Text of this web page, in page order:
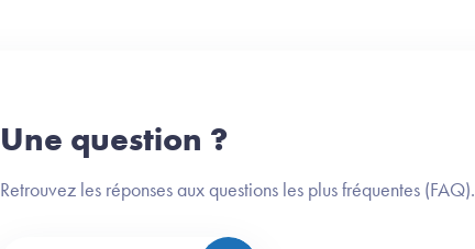
Une question ?
Retrouvez les réponses aux questions les plus fréquentes (FAQ).